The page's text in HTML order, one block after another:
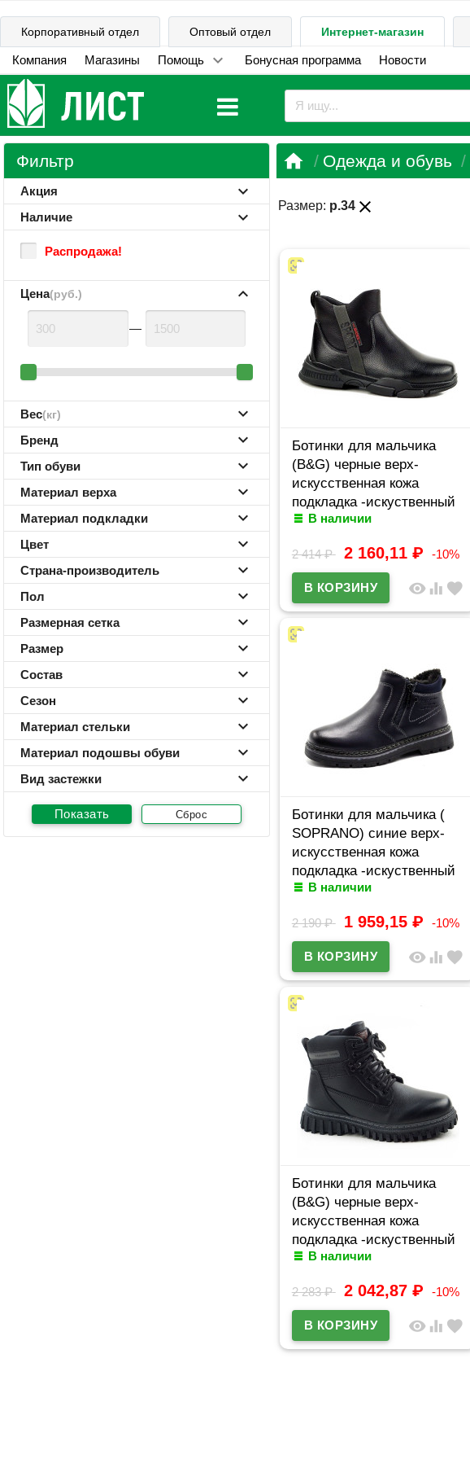
Корпоративный отдел Оптовый отдел Интернет-магазин
Компания Магазины Помощь Бонусная программа Новости
Фильтр
Акция
Наличие
Распродажа!
Цена(руб.)
—
Вес(кг)
Бренд
Тип обуви
Материал верха
Материал подкладки
Цвет
Страна-производитель
Пол
Размерная сетка
Размер
Состав
Сезон
Материал стельки
Материал подошвы обуви
Вид застежки
Сброс
 Одежда и обувь
Размер: р.34 close
Ботинки для мальчика
(B&G) черные верх-
искусственная кожа
подкладка -искуственный
мех артикул m-bg-5332-3A
В наличии
2 414₽ 2 160,11 ₽ -10%
visibility equalizer favorite
Ботинки для мальчика (
SOPRANO) синие верх-
искусственная кожа
подкладка -искуственный
мех артикул amj-B2175-1
В наличии
2 190₽ 1 959,15 ₽ -10%
visibility equalizer favorite
Ботинки для мальчика
(B&G) черные верх-
искусственная кожа
подкладка -искуственный
мех артикул m-bg-F370-
В наличии
2 283₽ 2 042,87 ₽ -10%
visibility equalizer favorite